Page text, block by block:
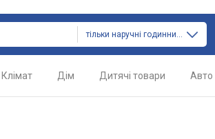
тільки наручні годинники
Клімат Дім Дитячі товари Авто